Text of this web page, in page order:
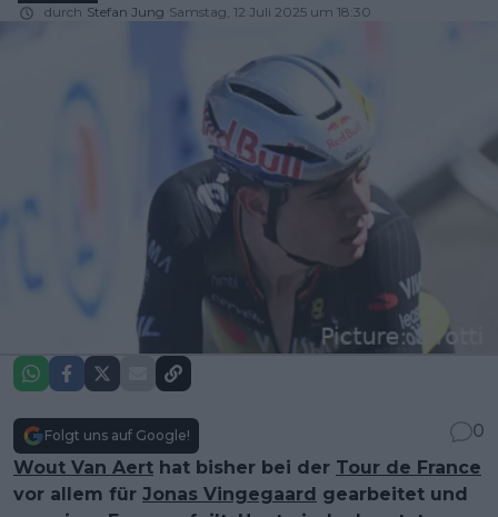
durch Stefan Jung Samstag, 12 Juli 2025 um 18:30
Folgt uns auf Google!
0
Wout Van Aert hat bisher bei der Tour de France
vor allem für Jonas Vingegaard gearbeitet und